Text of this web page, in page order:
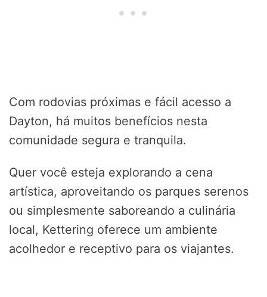
Com rodovias próximas e fácil acesso a
Dayton, há muitos benefícios nesta
comunidade segura e tranquila.
Quer você esteja explorando a cena
artística, aproveitando os parques serenos
ou simplesmente saboreando a culinária
local, Kettering oferece um ambiente
acolhedor e receptivo para os viajantes.